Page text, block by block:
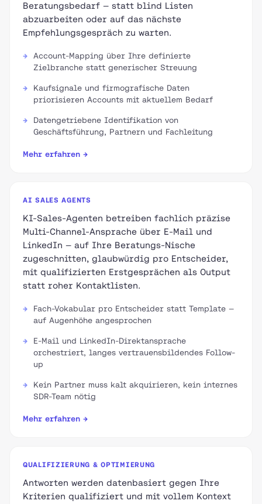
Beratungsbedarf — statt blind Listen
abzuarbeiten oder auf das nächste
Empfehlungsgespräch zu warten.
Account-Mapping über Ihre definierte
Zielbranche statt generischer Streuung
Kaufsignale und firmografische Daten
priorisieren Accounts mit aktuellem Bedarf
Datengetriebene Identifikation von
Geschäftsführung, Partnern und Fachleitung
Mehr erfahren →
AI SALES AGENTS
KI-Sales-Agenten betreiben fachlich präzise
Multi-Channel-Ansprache über E-Mail und
LinkedIn — auf Ihre Beratungs-Nische
zugeschnitten, glaubwürdig pro Entscheider,
mit qualifizierten Erstgesprächen als Output
statt roher Kontaktlisten.
Fach-Vokabular pro Entscheider statt Template —
auf Augenhöhe angesprochen
E-Mail und LinkedIn-Direktansprache
orchestriert, langes vertrauensbildendes Follow-
up
Kein Partner muss kalt akquirieren, kein internes
SDR-Team nötig
Mehr erfahren →
QUALIFIZIERUNG & OPTIMIERUNG
Antworten werden datenbasiert gegen Ihre
Kriterien qualifiziert und mit vollem Kontext